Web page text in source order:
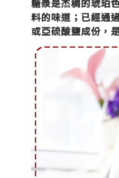
糖漿是杰稠的琥珀
料的味道 ； 已經通
或亞硫酸鹽成份，